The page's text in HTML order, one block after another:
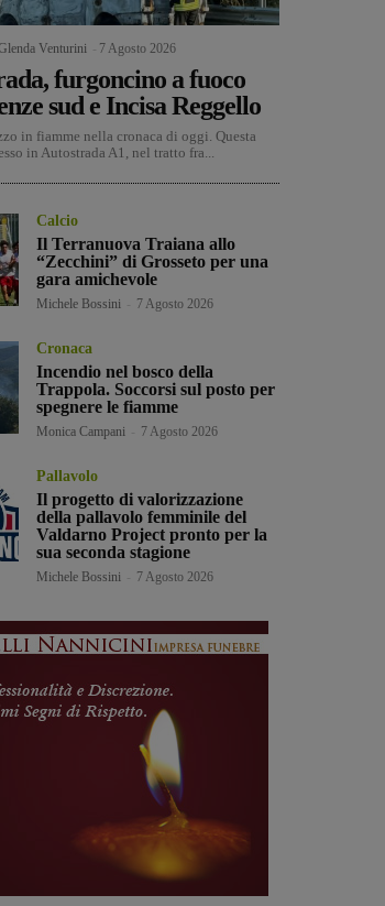
Venturini 7 Agosto 2026
furgoncino a fuoco
sud e Incisa Reggello
in fiamme nella cronaca di oggi. Questa
in Autostrada A1, nel tratto fra...
Calcio
Il Terranuova Traiana allo
“Zecchini” di Grosseto per una
gara amichevole
Michele Bossini 7 Agosto 2026
Cronaca
Incendio nel bosco della
Trappola. Soccorsi sul posto per
spegnere le fiamme
Monica Campani 7 Agosto 2026
Pallavolo
Il progetto di valorizzazione
della pallavolo femminile del
Valdarno Project pronto per la
sua seconda stagione
Michele Bossini 7 Agosto 2026